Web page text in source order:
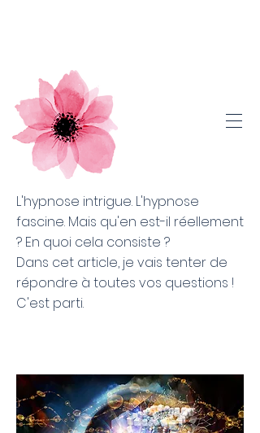
L'hypnose intrigue. L'hypnose
fascine. Mais qu'en est-il réellement
? En quoi cela consiste ?
Dans cet article, je vais tenter de
répondre à toutes vos questions !
C'est parti.